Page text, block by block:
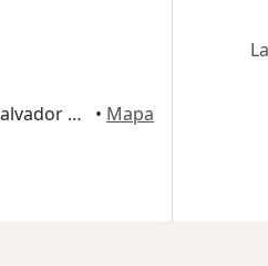
Balcarce 37, Planta Baja, San Salvador de Jujuy, San Salvador de Jujuy • Mapa